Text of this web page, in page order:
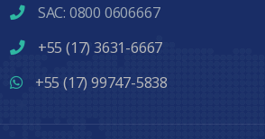
SAC: 0800 0606667
+55 (17) 3631-6667
+55 (17) 99747-5838